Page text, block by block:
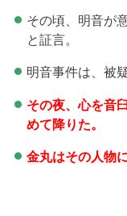
その頃、明音が
と証言。
明音事件は、被
その夜、心を音
めて降りた。
金丸はその人物